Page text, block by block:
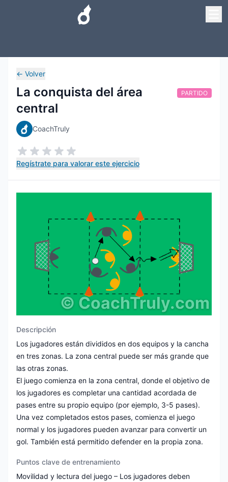
← Volver
La conquista del área
central
CoachTruly
Regístrate para valorar este ejercicio
PARTIDO
© CoachTruly.com
Descripción
Los jugadores están divididos en dos equipos y la cancha
en tres zonas. La zona central puede ser más grande que
las otras zonas.
El juego comienza en la zona central, donde el objetivo de
los jugadores es completar una cantidad acordada de
pases entre su propio equipo (por ejemplo, 3-5 pases).
Una vez completados estos pases, comienza el juego
normal y los jugadores pueden avanzar para convertir un
gol. También está permitido defender en la propia zona.
Puntos clave de entrenamiento
Movilidad y lectura del juego – Los jugadores deben